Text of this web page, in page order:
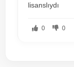
lisanslıydı
0 0